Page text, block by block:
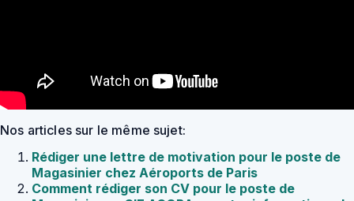
Nos articles sur le même sujet:
Rédiger une lettre de motivation pour le poste de
Magasinier chez Aéroports de Paris
Comment rédiger son CV pour le poste de